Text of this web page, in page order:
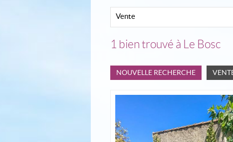
Vente
1 bien trouvé à Le Bosc
NOUVELLE RECHERCHE